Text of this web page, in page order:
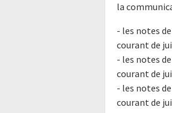
la
- les notes
courant de
- les notes
courant de
- les notes
courant de